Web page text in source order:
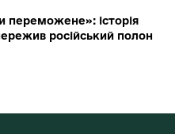
переможене»: історія
російський полон